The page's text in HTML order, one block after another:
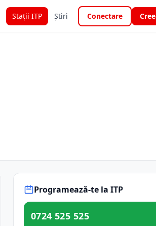
Stații ITP Știri Conectare
Programează-te la ITP
0724 525 525